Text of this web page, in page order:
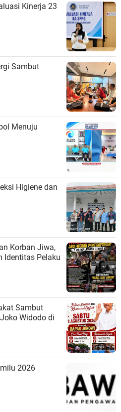
Kinerja 23
Sambut
Menuju
Higiene dan
Korban Jiwa,
Identitas Pelaku
Sambut
Widodo di
2026